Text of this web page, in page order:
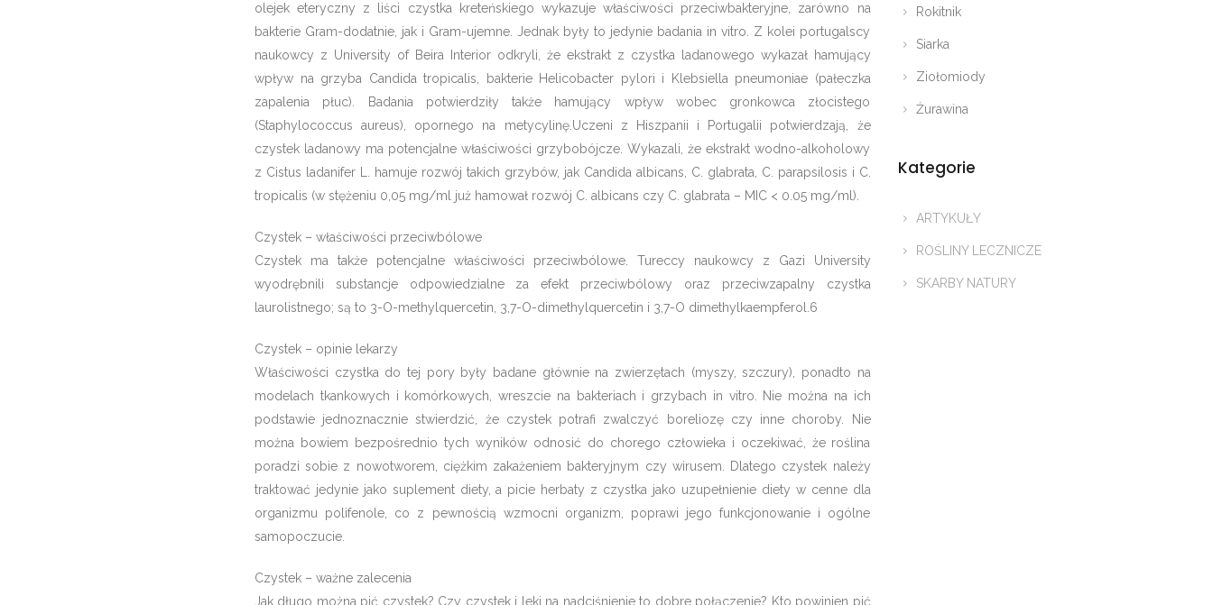
olejek eteryczny z liści czystka kreteńskiego wykazuje właściwości przeciwbakteryjne, zarówno na
bakterie Gram-dodatnie, jak i Gram-ujemne. Jednak były to jedynie badania in vitro. Z kolei portugalscy
naukowcy z University of Beira Interior odkryli, że ekstrakt z czystka ladanowego wykazał hamujący
wpływ na grzyba Candida tropicalis, bakterie Helicobacter pylori i Klebsiella pneumoniae (pałeczka
zapalenia płuc). Badania potwierdziły także hamujący wpływ wobec gronkowca złocistego
(Staphylococcus aureus), opornego na metycylinę.Uczeni z Hiszpanii i Portugalii potwierdzają, że
czystek ladanowy ma potencjalne właściwości grzybobójcze. Wykazali, że ekstrakt wodno-alkoholowy
z Cistus ladanifer L. hamuje rozwój takich grzybów, jak Candida albicans, C. glabrata, C. parapsilosis i C.
tropicalis (w stężeniu 0,05 mg/ml już hamował rozwój C. albicans czy C. glabrata – MIC < 0.05 mg/ml).
Czystek – właściwości przeciwbólowe
Czystek ma także potencjalne właściwości przeciwbólowe. Tureccy naukowcy z Gazi University
wyodrębnili substancje odpowiedzialne za efekt przeciwbólowy oraz przeciwzapalny czystka
laurolistnego; są to 3-O-methylquercetin, 3,7-O-dimethylquercetin i 3,7-O dimethylkaempferol.6
Czystek – opinie lekarzy
Właściwości czystka do tej pory były badane głównie na zwierzętach (myszy, szczury), ponadto na
modelach tkankowych i komórkowych, wreszcie na bakteriach i grzybach in vitro. Nie można na ich
podstawie jednoznacznie stwierdzić, że czystek potrafi zwalczyć boreliozę czy inne choroby. Nie
można bowiem bezpośrednio tych wyników odnosić do chorego człowieka i oczekiwać, że roślina
poradzi sobie z nowotworem, ciężkim zakażeniem bakteryjnym czy wirusem. Dlatego czystek należy
traktować jedynie jako suplement diety, a picie herbaty z czystka jako uzupełnienie diety w cenne dla
organizmu polifenole, co z pewnością wzmocni organizm, poprawi jego funkcjonowanie i ogólne
samopoczucie.
Czystek – ważne zalecenia
Jak długo można pić czystek? Czy czystek i leki na nadciśnienie to dobre połączenie? Kto powinien pić
Rokitnik
Siarka
Ziołomiody
Żurawina
Kategorie
ARTYKUŁY
ROŚLINY LECZNICZE
SKARBY NATURY